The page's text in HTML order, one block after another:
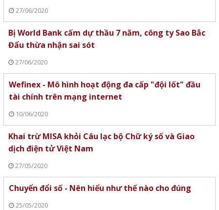
27/06/2020
Bị World Bank cấm dự thầu 7 năm, công ty Sao Bắc
Đẩu thừa nhận sai sót
27/06/2020
Wefinex - Mô hình hoạt động đa cấp "đội lốt" đầu
tài chính trên mạng internet
10/06/2020
Khai trừ MISA khỏi Câu lạc bộ Chữ ký số và Giao
dịch điện tử Việt Nam
27/05/2020
Chuyển đổi số - Nên hiểu như thế nào cho đúng
25/05/2020